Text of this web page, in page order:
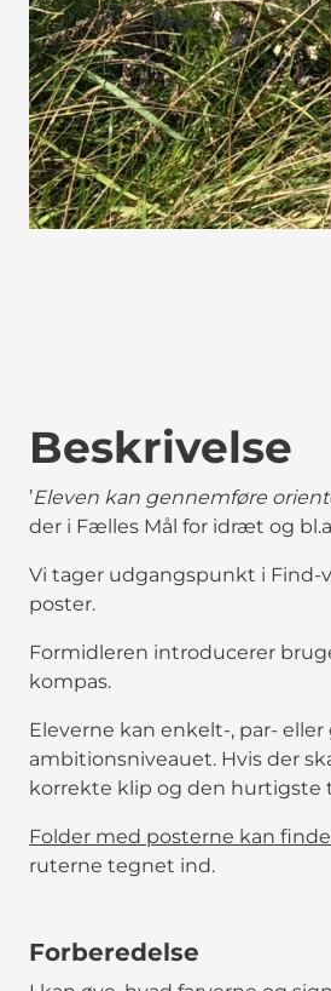
Beskrivelse
’Eleven kan gennemføre
der i Fælles Mål for idræt og
Vi tager udgangspunkt i Find-
poster.
Formidleren introducerer
kompas.
Eleverne kan enkelt-, par-
ambitionsniveauet. Hvis der
korrekte klip og den hurtigste
Folder med posterne kan
ruterne tegnet ind.
Forberedelse